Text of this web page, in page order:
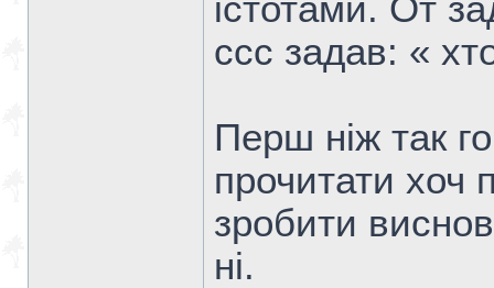
істотами. От
ссс задав: «
Перш ніж так
прочитати хоч
зробити
ні.